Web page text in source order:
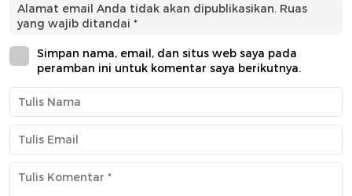
Alamat email Anda tidak akan dipublikasikan. Ruas
yang wajib ditandai *
Simpan nama, email, dan situs web saya pada
peramban ini untuk komentar saya berikutnya.